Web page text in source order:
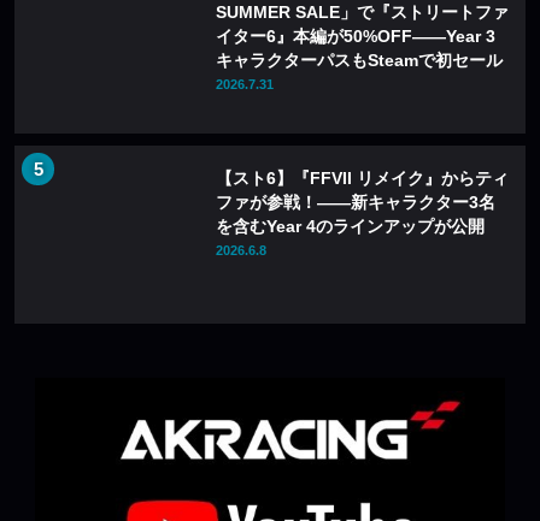
SUMMER SALE」で『ストリートファ
イター6』本編が50%OFF——Year 3
キャラクターパスもSteamで初セール
2026.7.31
【スト6】『FFVII リメイク』からティ
ファが参戦！――新キャラクター3名
を含むYear 4のラインアップが公開
2026.6.8